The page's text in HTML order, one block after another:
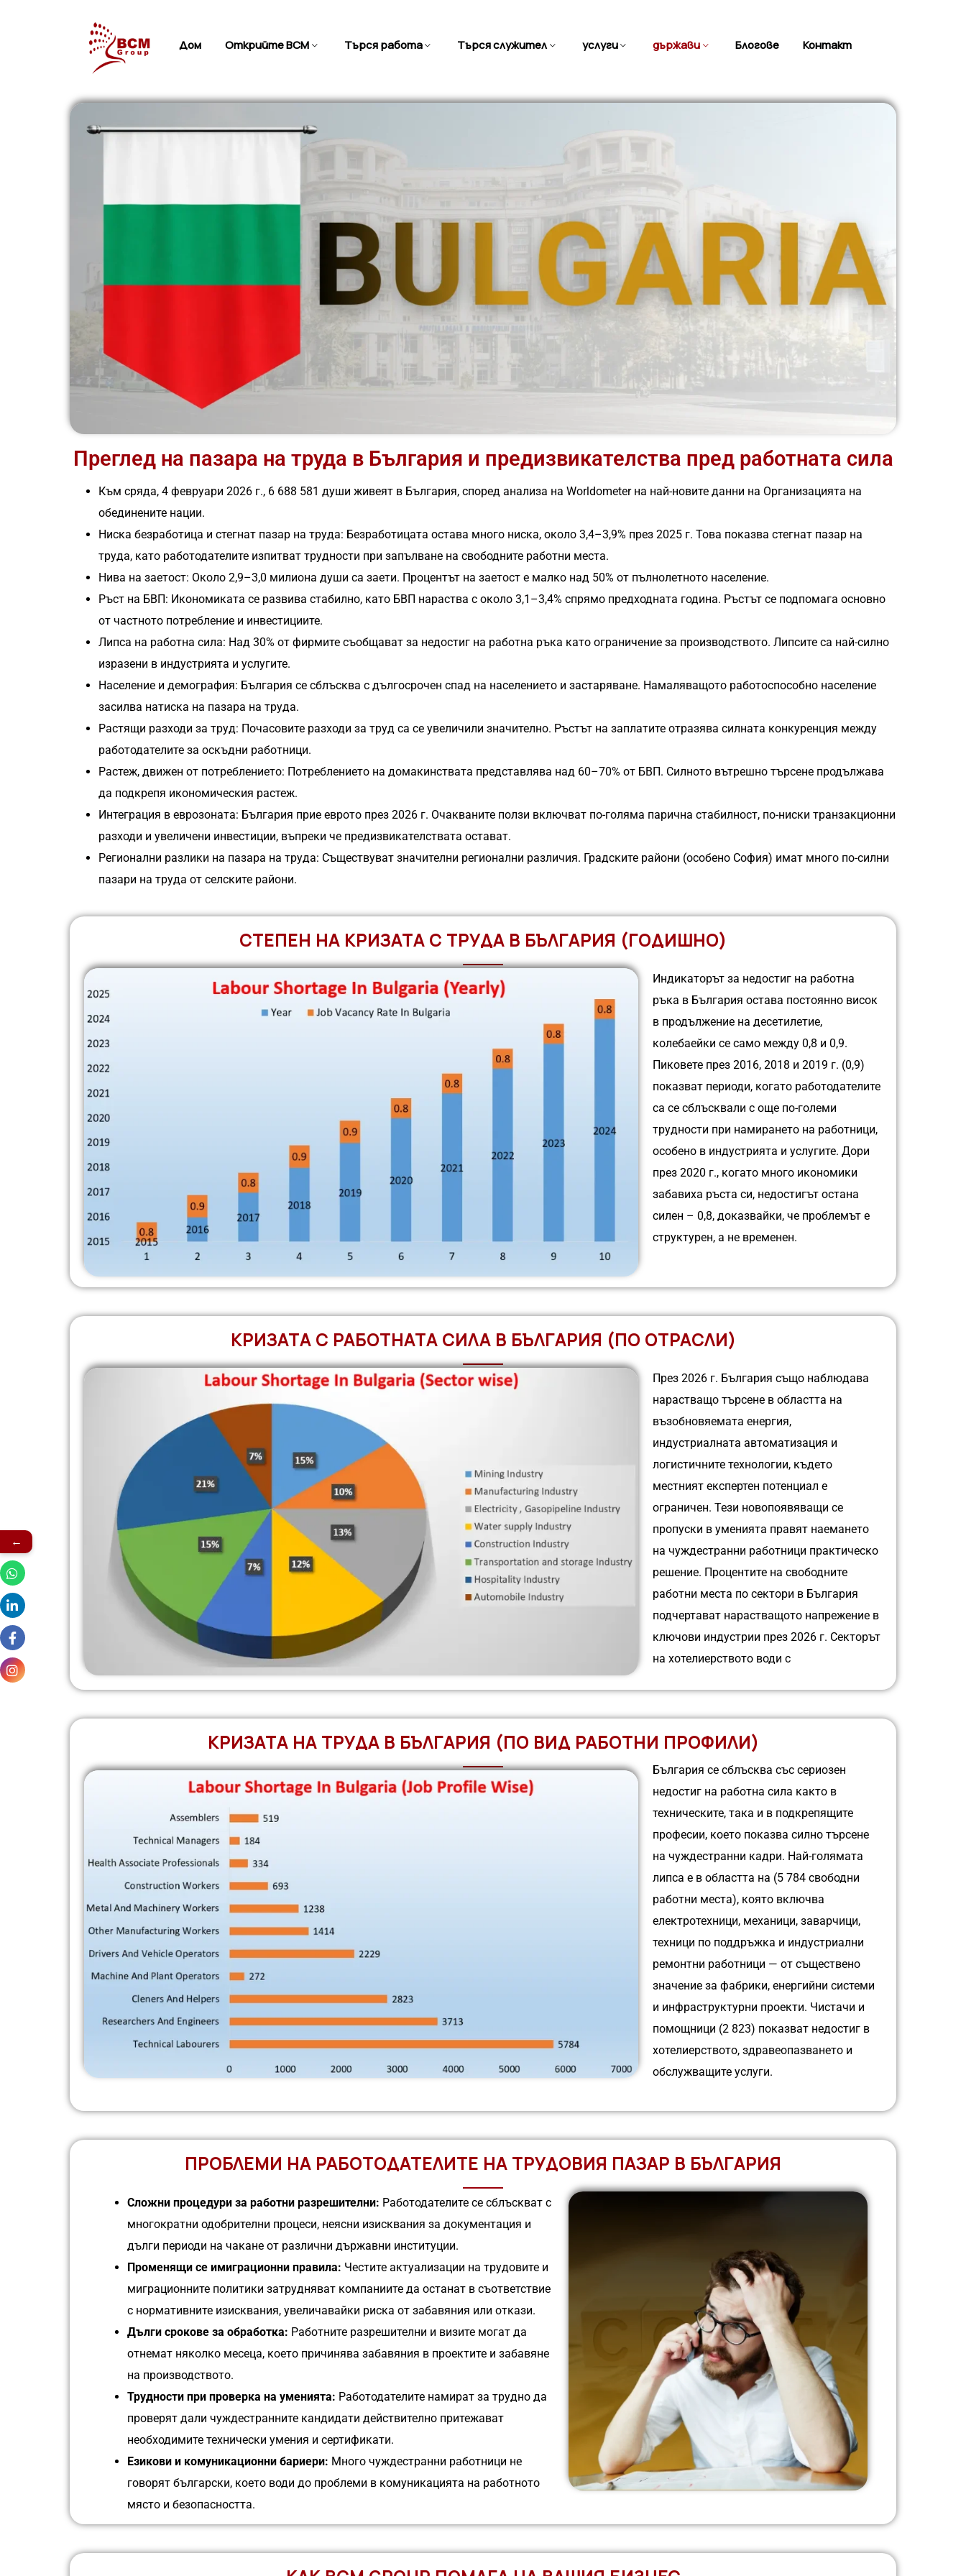
Дом Открийте BCM Търся работа Търся служител услуги държави Блогове Контакт
Преглед на пазара на труда в България и предизвикателства пред работната сила
Към сряда, 4 февруари 2026 г., 6 688 581 души живеят в България, според анализа на Worldometer на най-новите данни на Организацията на
обединените нации.
Ниска безработица и стегнат пазар на труда: Безработицата остава много ниска, около 3,4–3,9% през 2025 г. Това показва стегнат пазар на
труда, като работодателите изпитват трудности при запълване на свободните работни места.
Нива на заетост: Около 2,9–3,0 милиона души са заети. Процентът на заетост е малко над 50% от пълнолетното население.
Ръст на БВП: Икономиката се развива стабилно, като БВП нараства с около 3,1–3,4% спрямо предходната година. Ръстът се подпомага основно
от частното потребление и инвестициите.
Липса на работна сила: Над 30% от фирмите съобщават за недостиг на работна ръка като ограничение за производството. Липсите са най-силно
изразени в индустрията и услугите.
Население и демография: България се сблъсква с дългосрочен спад на населението и застаряване. Намаляващото работоспособно население
засилва натиска на пазара на труда.
Растящи разходи за труд: Почасовите разходи за труд са се увеличили значително. Ръстът на заплатите отразява силната конкуренция между
работодателите за оскъдни работници.
Растеж, движен от потреблението: Потреблението на домакинствата представлява над 60–70% от БВП. Силното вътрешно търсене продължава
да подкрепя икономическия растеж.
Интеграция в еврозоната: България прие еврото през 2026 г. Очакваните ползи включват по-голяма парична стабилност, по-ниски транзакционни
разходи и увеличени инвестиции, въпреки че предизвикателствата остават.
Регионални разлики на пазара на труда: Съществуват значителни регионални различия. Градските райони (особено София) имат много по-силни
пазари на труда от селските райони.
СТЕПЕН НА КРИЗАТА С ТРУДА В БЪЛГАРИЯ (ГОДИШНО)
Индикаторът за недостиг на работна
ръка в България остава постоянно висок
в продължение на десетилетие,
колебаейки се само между 0,8 и 0,9.
Пиковете през 2016, 2018 и 2019 г. (0,9)
показват периоди, когато работодателите
са се сблъсквали с още по-големи
трудности при намирането на работници,
особено в индустрията и услугите. Дори
през 2020 г., когато много икономики
забавиха ръста си, недостигът остана
силен – 0,8, доказвайки, че проблемът е
структурен, а не временен.
КРИЗАТА С РАБОТНАТА СИЛА В БЪЛГАРИЯ (ПО ОТРАСЛИ)
През 2026 г. България също наблюдава
нарастващо търсене в областта на
възобновяемата енергия,
индустриалната автоматизация и
логистичните технологии, където
местният експертен потенциал е
ограничен. Тези новопоявяващи се
пропуски в уменията правят наемането
на чуждестранни работници практическо
решение. Процентите на свободните
работни места по сектори в България
подчертават нарастващото напрежение в
ключови индустрии през 2026 г. Секторът
на хотелиерството води с
КРИЗАТА НА ТРУДА В БЪЛГАРИЯ (ПО ВИД РАБОТНИ ПРОФИЛИ)
България се сблъсква със сериозен
недостиг на работна сила както в
техническите, така и в подкрепящите
професии, което показва силно търсене
на чуждестранни кадри. Най-голямата
липса е в областта на (5 784 свободни
работни места), която включва
електротехници, механици, заварчици,
техници по поддръжка и индустриални
ремонтни работници — от съществено
значение за фабрики, енергийни системи
и инфраструктурни проекти. Чистачи и
помощници (2 823) показват недостиг в
хотелиерството, здравеопазването и
обслужващите услуги.
ПРОБЛЕМИ НА РАБОТОДАТЕЛИТЕ НА ТРУДОВИЯ ПАЗАР В БЪЛГАРИЯ
Сложни процедури за работни разрешителни: Работодателите се сблъскват с
многократни одобрителни процеси, неясни изисквания за документация и
дълги периоди на чакане от различни държавни институции.
Променящи се имиграционни правила: Честите актуализации на трудовите и
миграционните политики затрудняват компаниите да останат в съответствие
с нормативните изисквания, увеличавайки риска от забавяния или откази.
Дълги срокове за обработка: Работните разрешителни и визите могат да
отнемат няколко месеца, което причинява забавяния в проектите и забавяне
на производството.
Трудности при проверка на уменията: Работодателите намират за трудно да
проверят дали чуждестранните кандидати действително притежават
необходимите технически умения и сертификати.
Езикови и комуникационни бариери: Много чуждестранни работници не
говорят български, което води до проблеми в комуникацията на работното
място и безопасността.
←